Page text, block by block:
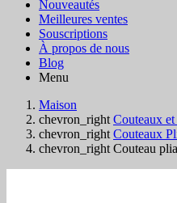
Nouveautés
Meilleures ventes
Souscriptions
À propos de nous
Blog
Menu
Maison
chevron_right Couteaux
chevron_right Couteaux
chevron_right Couteau